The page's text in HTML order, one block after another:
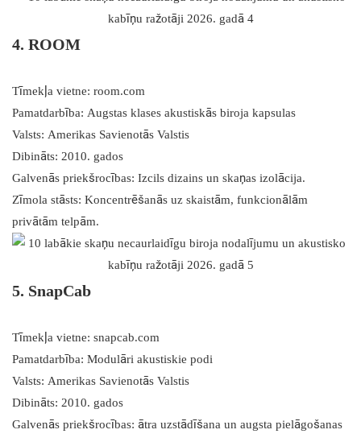
4. ROOM
Tīmekļa vietne: room.com
Pamatdarbība: Augstas klases akustiskās biroja kapsulas
Valsts: Amerikas Savienotās Valstis
Dibināts: 2010. gados
Galvenās priekšrocības: Izcils dizains un skaņas izolācija.
Zīmola stāsts: Koncentrēšanās uz skaistām, funkcionālām
privātām telpām.
5. SnapCab
Tīmekļa vietne: snapcab.com
Pamatdarbība: Modulāri akustiskie podi
Valsts: Amerikas Savienotās Valstis
Dibināts: 2010. gados
Galvenās priekšrocības: ātra uzstādīšana un augsta pielāgošanas